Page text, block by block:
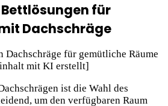
für
Dachschräge
ist die Wahl des
um den verfügbaren Raum